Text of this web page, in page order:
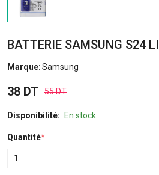
BATTERIE SAMSUNG S24
Marque:Samsung
38 DT 55 DT
Disponibilité: En stock
Quantité*